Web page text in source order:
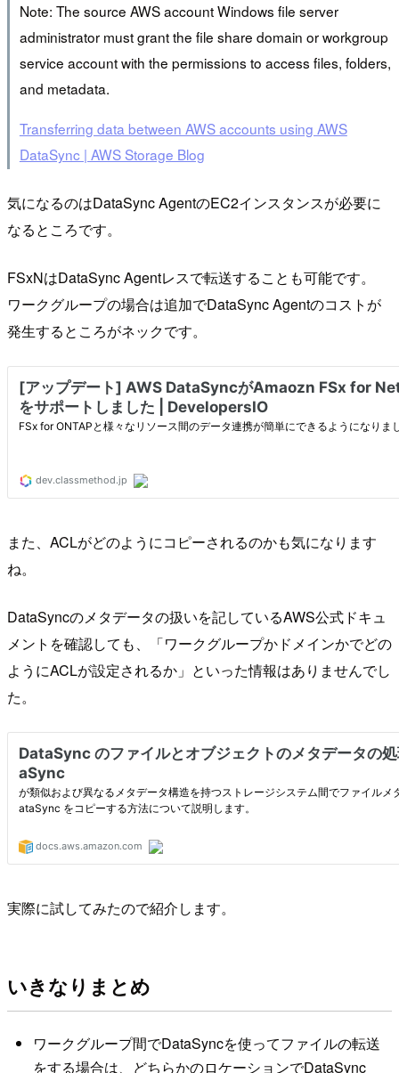
Note: The source AWS account Windows file server
administrator must grant the file share domain or workgroup
service account with the permissions to access files, folders,
and metadata.
Transferring data between AWS accounts using AWS
DataSync | AWS Storage Blog
気になるのはDataSync AgentのEC2インスタンスが必要に
なるところです。
FSxNはDataSync Agentレスで転送することも可能です。
ワークグループの場合は追加でDataSync Agentのコストが
発生するところがネックです。
また、ACLがどのようにコピーされるのかも気になります
ね。
DataSyncのメタデータの扱いを記しているAWS公式ドキュ
メントを確認しても、「ワークグループかドメインかでどの
ようにACLが設定されるか」といった情報はありませんでし
た。
実際に試してみたので紹介します。
いきなりまとめ
ワークグループ間でDataSyncを使ってファイルの転送
をする場合は、どちらかのロケーションでDataSync